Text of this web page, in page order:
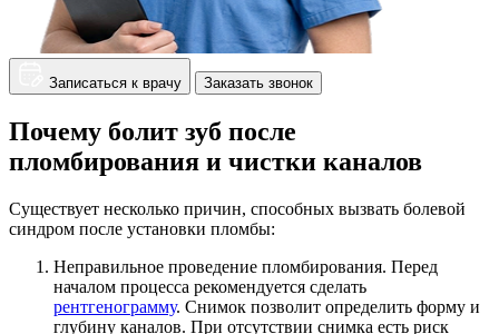
Записаться к врачу Заказать звонок
Почему болит зуб после
пломбирования и чистки каналов
Существует несколько причин, способных вызвать болевой
синдром после установки пломбы:
Неправильное проведение пломбирования. Перед
началом процесса рекомендуется сделать
рентгенограмму. Снимок позволит определить форму и
глубину каналов. При отсутствии снимка есть риск